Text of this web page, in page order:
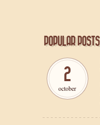
POPULAR POSTS
2
october